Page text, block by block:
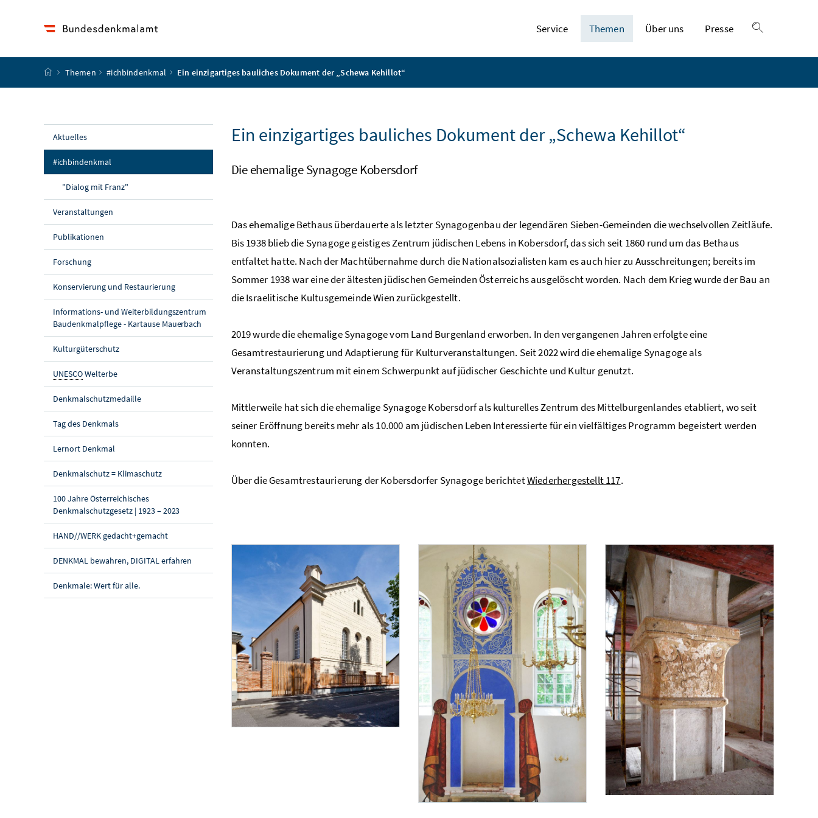
Service Themen Über uns
Presse
Startseite
Themen #ichbindenkmal Ein einzigartiges bauliches Dokument der „Schewa Kehillot“
Aktuelles
#ichbindenkmal(aktuelle Seite)
"Dialog mit Franz"
Veranstaltungen
Publikationen
Forschung
Konservierung und Restaurierung
Informations- und Weiterbildungszentrum
Baudenkmalpflege - Kartause Mauerbach
Kulturgüterschutz
UNESCOWelterbe
Denkmalschutzmedaille
Tag des Denkmals
Lernort Denkmal
Denkmalschutz = Klimaschutz
100 Jahre Österreichisches
Denkmalschutzgesetz | 1923 – 2023
HAND//WERK gedacht+gemacht
DENKMAL bewahren, DIGITAL erfahren
Denkmale: Wert für alle.
Ein einzigartiges bauliches Dokument der „Schewa Kehillot“
Die ehemalige Synagoge Kobersdorf
Das ehemalige Bethaus überdauerte als letzter Synagogenbau der legendären Sieben-Gemeinden die wechselvollen Zeitläufe.
Bis 1938 blieb die Synagoge geistiges Zentrum jüdischen Lebens in Kobersdorf, das sich seit 1860 rund um das Bethaus
entfaltet hatte. Nach der Machtübernahme durch die Nationalsozialisten kam es auch hier zu Ausschreitungen; bereits im
Sommer 1938 war eine der ältesten jüdischen Gemeinden Österreichs ausgelöscht worden. Nach dem Krieg wurde der Bau an
die Israelitische Kultusgemeinde Wien zurückgestellt.
2019 wurde die ehemalige Synagoge vom Land Burgenland erworben. In den vergangenen Jahren erfolgte eine
Gesamtrestaurierung und Adaptierung für Kulturveranstaltungen. Seit 2022 wird die ehemalige Synagoge als
Veranstaltungszentrum mit einem Schwerpunkt auf jüdischer Geschichte und Kultur genutzt.
Mittlerweile hat sich die ehemalige Synagoge Kobersdorf als kulturelles Zentrum des Mittelburgenlandes etabliert, wo seit
seiner Eröffnung bereits mehr als 10.000 am jüdischen Leben Interessierte für ein vielfältiges Programm begeistert werden
konnten.
Über die Gesamtrestaurierung der Kobersdorfer Synagoge berichtetWiederhergestellt 117.
Außenansicht der ehemaligen Synagoge in KobersdorfFoto 1: Bundesdenkmalamt, Martina Oberer-Kerth